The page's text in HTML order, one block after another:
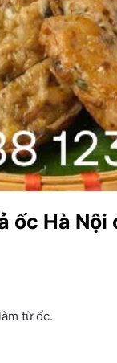
ốc Hà
từ ốc.